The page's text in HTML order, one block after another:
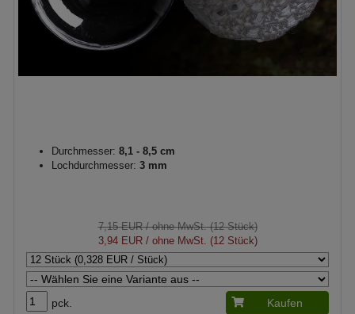
Durchmesser: 8,1 - 8,5 cm
Lochdurchmesser: 3 mm
7,15 EUR/ ohne MwSt. (12 Stück)
3,94 EUR/ ohne MwSt. (12 Stück)
pck. Kaufen